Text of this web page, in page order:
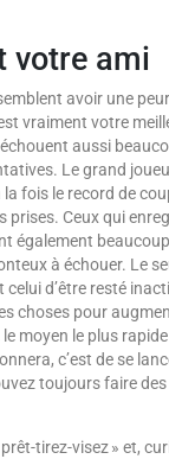
votre ami
avoir une
est vraiment votre
aussi
Le grand
fois le record de
prises. Ceux qui
également beaucoup
à échouer. Le
d’être resté
choses pour
moyen le plus
c’est de se
toujours faire
prêt-tirez-visez » et,